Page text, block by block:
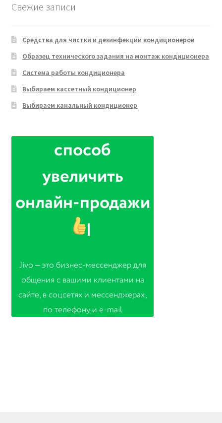
Свежие записи
Средства для чистки и дезинфекции кондиционеров
Образец технического задания на монтаж кондиционера
Система работы кондиционера
Выбираем кассетный кондиционер
Выбираем канальный кондиционер